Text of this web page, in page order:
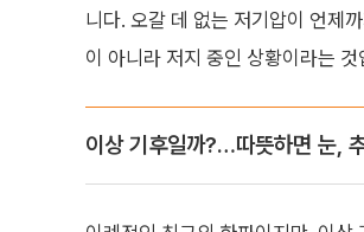
니다. 오갈 데 없는 저기압이 언제
이 아니라 저지 중인 상황이라는 것
이상 기후일까?…따뜻하면 눈,